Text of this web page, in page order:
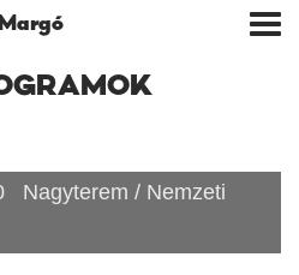
Nagyterem / Nemzeti